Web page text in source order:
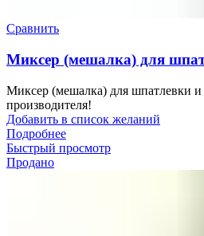
Сравнить
Миксер (мешалка) для
Миксер (мешалка) для шпатлевки и
производителя!
Добавить в список желаний
Подробнее
Быстрый просмотр
Продано